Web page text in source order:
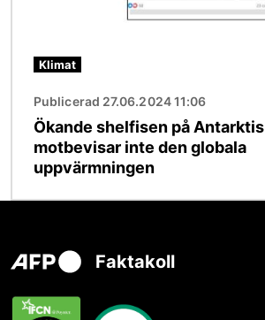
Klimat
Publicerad 27.06.2024 11:06
Ökande shelfisen på Antarktis
motbevisar inte den globala
uppvärmningen
Faktakoll